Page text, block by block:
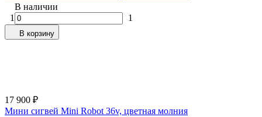
В наличии
1
1
В корзину
17 900 ₽
Мини сигвей Mini Robot 36v, цветная молния